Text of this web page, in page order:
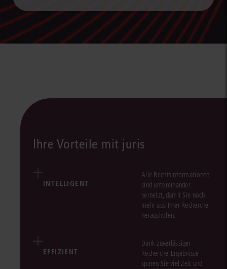
Ihre Vorteile mit juris
INTELLIGENT
Alle Rechtsinformationen
sind untereinander
vernetzt, damit Sie noch
mehr aus Ihrer Recherche
herausholen.
EFFIZIENT
Dank zuverlässiger
Recherche-Ergebnisse
sparen Sie viel Zeit und